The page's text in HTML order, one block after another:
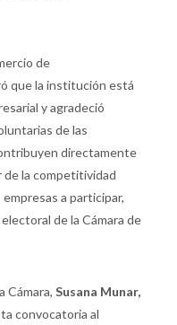
de
que la institución está
y agradeció
de las
directamente
de la competitividad
a participar,
de la Cámara de
Cámara, Susana Munar,
convocatoria al